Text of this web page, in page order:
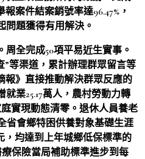
案件結案銷號率達96.47%，
問題獲得有用解決。
全完成50項平易近生實事。
”等渠道，累計辦理群眾留言等
報》直接推動解決群眾反應的
業25.17萬人，農村勞動力轉
實現動態清零。退休人員養老
省會鄉特困供養對象基礎生涯
，均達到上年城鄉低保標準的
保險當局補助標準進步到每